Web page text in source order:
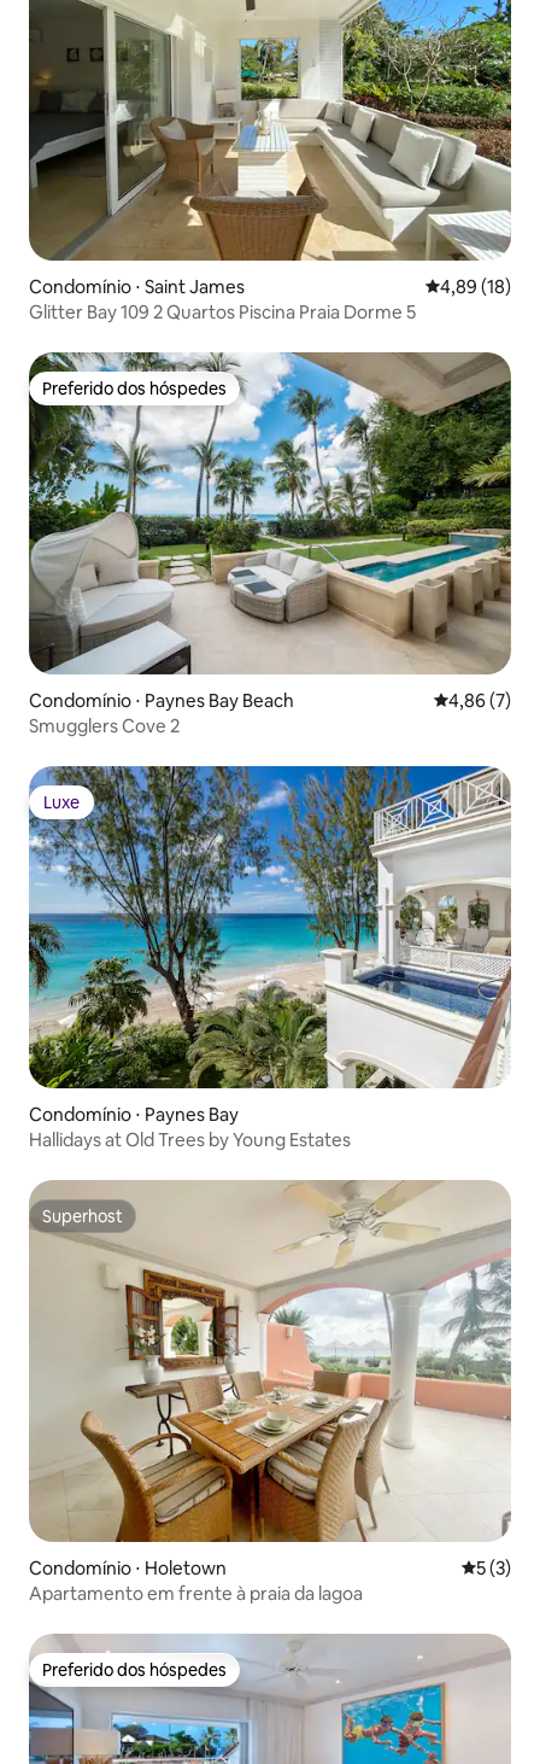
Condomínio ⋅ Saint James 4,89 de uma
4,89 (18)
Glitter Bay 109 2 Quartos Piscina Praia Dorme 5
Preferido dos hóspedes
Preferido dos hóspedes
Condomínio ⋅ Paynes Bay Beach 4,86 de uma
4,86 (7)
Smugglers Cove 2
Luxe
Luxe
Condomínio ⋅ Paynes Bay
Hallidays at Old Trees by Young Estates
Superhost
Superhost
Condomínio ⋅ Holetown 5 de
5 (3)
Apartamento em frente à praia da lagoa
Preferido dos hóspedes
Preferido dos hóspedes